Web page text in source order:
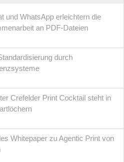
und WhatsApp erleichtern die
an PDF-Dateien
durch
Crefelder Print Cocktail steht in
Whitepaper zu Agentic Print von